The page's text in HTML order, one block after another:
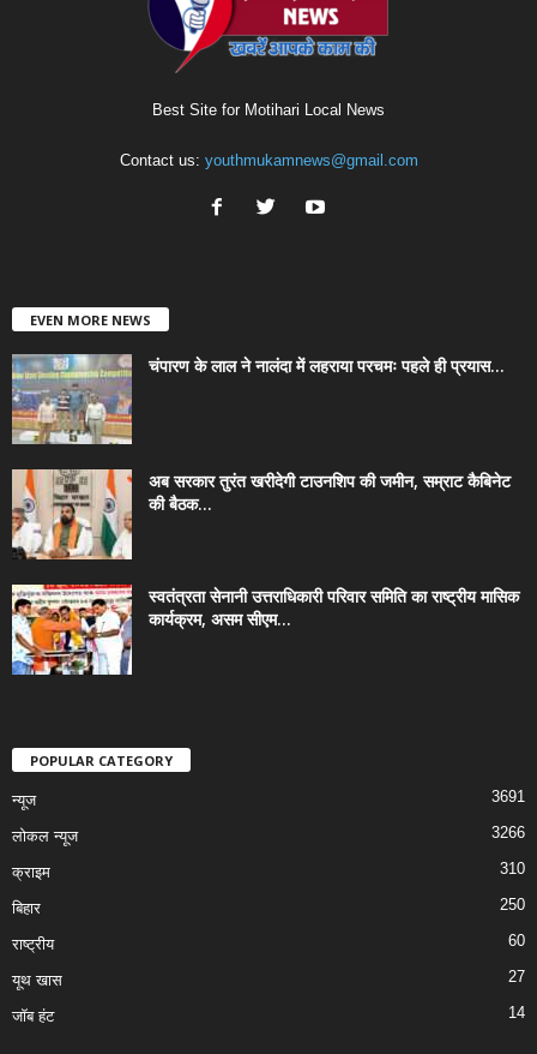
Best Site for Motihari Local News
Contact us: youthmukamnews@gmail.com
EVEN MORE NEWS
चंपारण के लाल ने नालंदा में लहराया परचमः पहले ही प्रयास...
अब सरकार तुरंत खरीदेगी टाउनशिप की जमीन, सम्राट कैबिनेट
की बैठक...
स्वतंत्रता सेनानी उत्तराधिकारी परिवार समिति का राष्ट्रीय मासिक
कार्यक्रम, असम सीएम...
POPULAR CATEGORY
न्यूज 3691
लोकल न्यूज 3266
क्राइम 310
बिहार 250
राष्ट्रीय 60
यूथ खास 27
जॉब हंट 14